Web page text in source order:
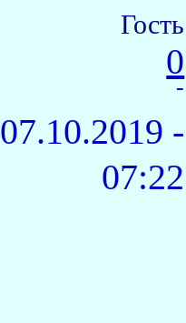
Гость
0
-
07.10.2019 -
07:22